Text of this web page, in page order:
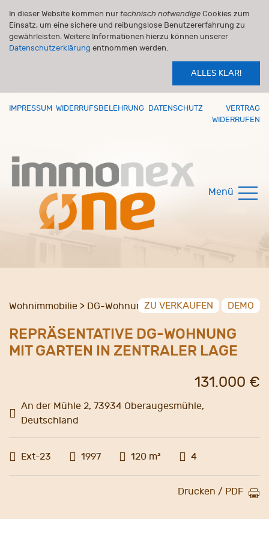
In dieser Website kommen nur technisch notwendige Cookies zum
Einsatz, um eine sichere und reibungslose Benutzererfahrung zu
gewährleisten. Weitere Informationen hierzu können unserer
Datenschutzerklärung entnommen werden.
ALLES KLAR!
IMPRESSUM WIDERRUFSBELEHRUNG DATENSCHUTZ
VERTRAG
WIDERRUFEN
Menü
Wohnimmobilie > DG-WohnungZU VERKAUFEN DEMO
REPRÄSENTATIVE DG-WOHNUNG
MIT GARTEN IN ZENTRALER LAGE
An der Mühle 2, 73934 Oberaugesmühle,
Deutschland
131.000 €
Ext-23 1997 120 m² 4
Drucken / PDF